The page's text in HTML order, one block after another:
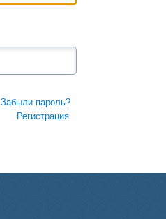
Забыли пароль?
Регистрация